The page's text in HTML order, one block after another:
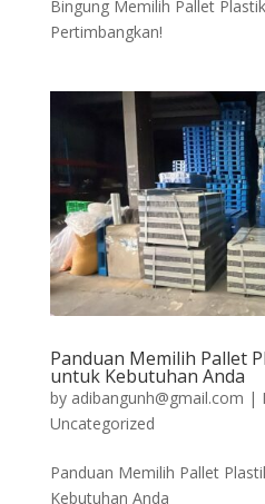
Bingung Memilih Pallet
Pertimbangkan!
Panduan Memilih Pallet
untuk Kebutuhan Anda
by adibangunh@gmail.com |
Uncategorized
Panduan Memilih Pallet
Kebutuhan Anda